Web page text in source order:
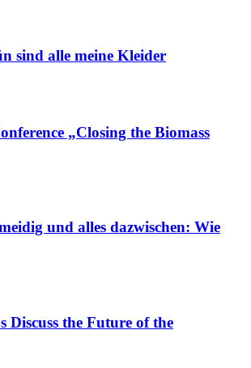
sind alle meine Kleider
„Closing the Biomass
und alles dazwischen: Wie
Discuss the Future of the